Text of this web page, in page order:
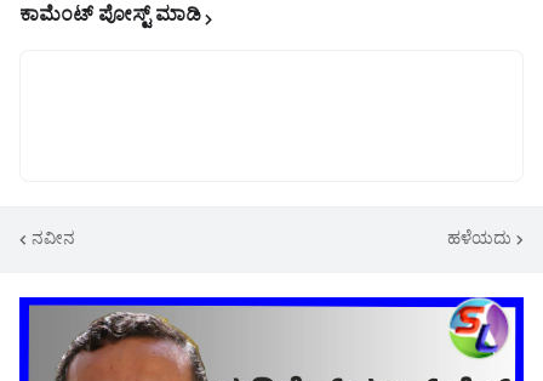
ಕಾಮೆಂಟ್‌‌ ಪೋಸ್ಟ್‌ ಮಾಡಿ
ನವೀನ ಹಳೆಯದು